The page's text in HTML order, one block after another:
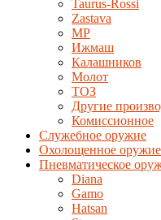
Taurus-Rossi
Zastava
MP
Ижмаш
Калашников
Молот
ТОЗ
Другие
Комиссионное
Служебное оружие
Охолощенное
Пневматическое
Diana
Gamo
Hatsan